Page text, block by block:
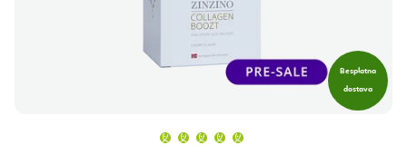
Besplatna
dostava